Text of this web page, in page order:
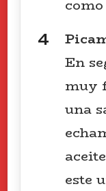
En
muy
una
este